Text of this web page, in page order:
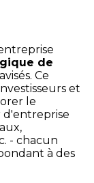
de
Ce
et
le
d'entreprise
- chacun
à des